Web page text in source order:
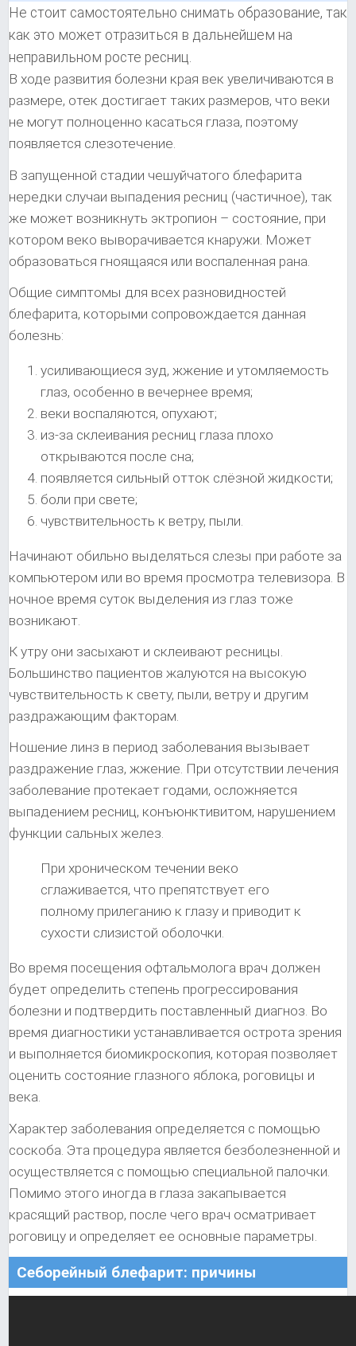
Не стоит самостоятельно снимать образование, так
как это может отразиться в дальнейшем на
неправильном росте ресниц.
В ходе развития болезни края век увеличиваются в
размере, отек достигает таких размеров, что веки
не могут полноценно касаться глаза, поэтому
появляется слезотечение.
В запущенной стадии чешуйчатого блефарита
нередки случаи выпадения ресниц (частичное), так
же может возникнуть эктропион – состояние, при
котором веко выворачивается кнаружи. Может
образоваться гноящаяся или воспаленная рана.
Общие симптомы для всех разновидностей
блефарита, которыми сопровождается данная
болезнь:
усиливающиеся зуд, жжение и утомляемость
глаз, особенно в вечернее время;
веки воспаляются, опухают;
из-за склеивания ресниц глаза плохо
открываются после сна;
появляется сильный отток слёзной жидкости;
боли при свете;
чувствительность к ветру, пыли.
Начинают обильно выделяться слезы при работе за
компьютером или во время просмотра телевизора. В
ночное время суток выделения из глаз тоже
возникают.
К утру они засыхают и склеивают ресницы.
Большинство пациентов жалуются на высокую
чувствительность к свету, пыли, ветру и другим
раздражающим факторам.
Ношение линз в период заболевания вызывает
раздражение глаз, жжение. При отсутствии лечения
заболевание протекает годами, осложняется
выпадением ресниц, конъюнктивитом, нарушением
функции сальных желез.
При хроническом течении веко
сглаживается, что препятствует его
полному прилеганию к глазу и приводит к
сухости слизистой оболочки.
Во время посещения офтальмолога врач должен
будет определить степень прогрессирования
болезни и подтвердить поставленный диагноз. Во
время диагностики устанавливается острота зрения
и выполняется биомикроскопия, которая позволяет
оценить состояние глазного яблока, роговицы и
века.
Характер заболевания определяется с помощью
соскоба. Эта процедура является безболезненной и
осуществляется с помощью специальной палочки.
Помимо этого иногда в глаза закапывается
красящий раствор, после чего врач осматривает
роговицу и определяет ее основные параметры.
Себорейный блефарит: причины